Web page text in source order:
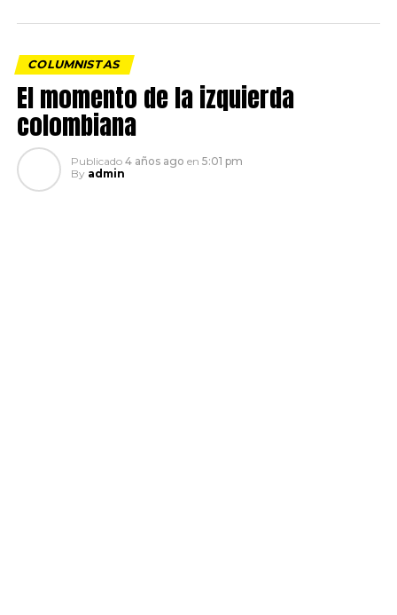
COLUMNISTAS
El momento de la izquierda
colombiana
Publicado 4 años ago en 5:01 pm
By admin